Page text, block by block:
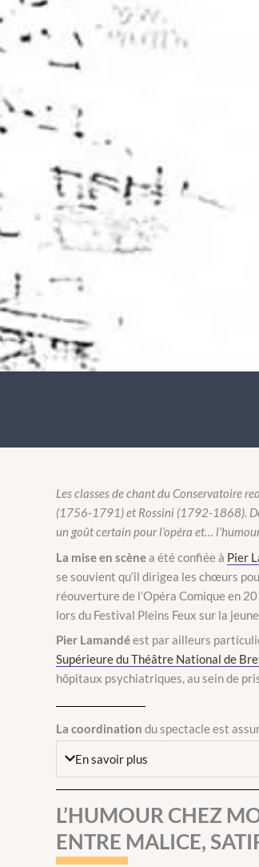
Les classes de chant du Conservatoire
(1756-1791) et Rossini (1792-1868).
un goût certain pour l’opéra et…
La mise en scènea été confiée à Pier
se souvient qu’il dirigea les chœurs
réouverture de l’Opéra Comique en
lors du Festival Pleins Feux sur la
Pier Lamandéest par ailleurs
Supérieure du Théâtre National de
hôpitaux psychiatriques, au sein de
La coordination du spectacle est
En savoir plus
L’HUMOUR CHEZ
ENTRE MALICE,